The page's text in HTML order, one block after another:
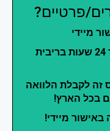
פרטיים?
מיידי
הלוואות לשכירים ופרטיים תוך 24 שעות בריבית
זה לקבלת הלוואה
בכל הארץ!
מיידי!